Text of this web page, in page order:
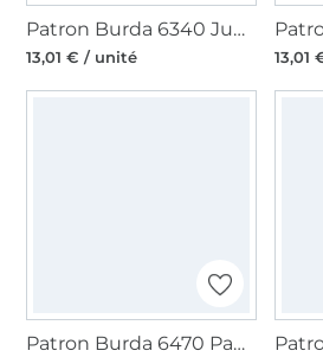
Patron Burda 6340 Jupe, en français
13,01 € / unité 13,01
Patron Burda 6470 Pantalon, en français